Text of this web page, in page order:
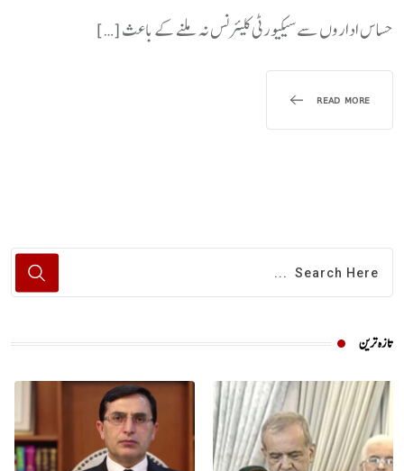
حساس اداروں سے سیکیورٹی کلیئرنس نہ ملنے کے باعث […]
READ MORE
تازہ ترین